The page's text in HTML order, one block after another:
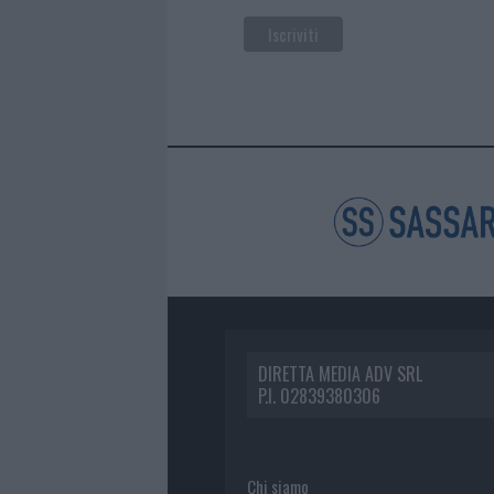
DIRETTA MEDIA ADV SRL
P.I. 02839380306
Chi siamo